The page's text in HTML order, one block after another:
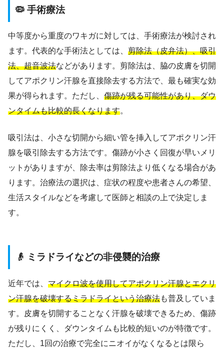
🦠 手術療法
中等度から重度のワキガに対しては、手術療法が検討され
ます。代表的な手術法としては、 剪除法（皮弁法）、吸引
法、超音波法などがあります。剪除法は、脇の皮膚を切開
してアポクリン汗腺を直接除去する方法で、最も確実な効
果が得られます。ただし、 傷跡が残る可能性があり、ダウ
ンタイムも比較的長くなります。
吸引法は、小さな切開から細い管を挿入してアポクリン汗
腺を吸引除去する方法です。傷跡が小さく回復が早いメリ
ットがありますが、除去率は剪除法より低くなる場合があ
ります。治療法の選択は、症状の程度や患者さんの希望、
生活スタイルなどを考慮して医師と相談の上で決定しま
す。
👴 ミラドライなどの非侵襲的治療
近年では、 マイクロ波を使用してアポクリン汗腺とエクリ
ン汗腺を破壊するミラドライという治療法も普及していま
す。皮膚を切開することなく汗腺を破壊できるため、傷跡
が残りにくく、ダウンタイムも比較的短いのが特徴です。
ただし、1回の治療で完全にニオイがなくなるとは限ら